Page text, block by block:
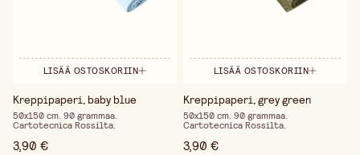
LISÄÄ OSTOSKORIIN
Kreppipaperi, baby blue
50x150 cm. 90 grammaa.
Cartotecnica Rossilta.
3,90 €
LISÄÄ OSTOSKORIIN
Kreppipaperi, grey green
50x150 cm. 90 grammaa.
Cartotecnica Rossilta.
3,90 €